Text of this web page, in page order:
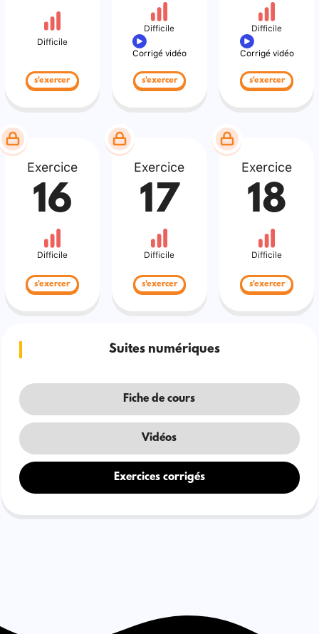
Difficile
s'exercer
Difficile
Corrigé vidéo
s'exercer
Difficile
Corrigé vidéo
s'exercer
Exercice
16
Difficile
s'exercer
Exercice
17
Difficile
s'exercer
Exercice
18
Difficile
s'exercer
Suites numériques
Fiche de cours
Vidéos
Exercices corrigés